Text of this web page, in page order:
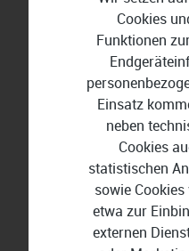
Cookies
Funktionen
Einsatz
neben
Cookies
statistischen
sowie
etwa zur
externen